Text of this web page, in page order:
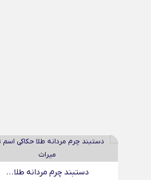
دستبند چرم مردانه طلا...